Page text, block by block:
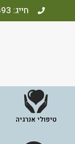
חייג: 072-2500493
טיפולי אנרגיה